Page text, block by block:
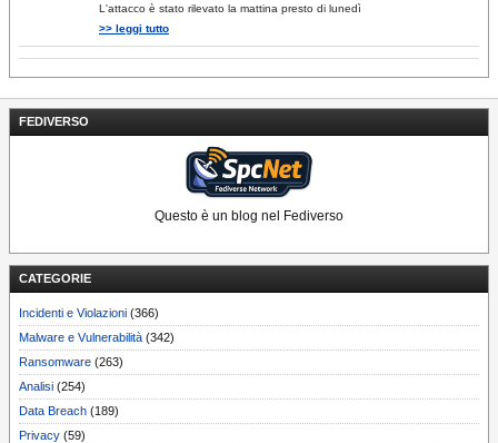
FEDIVERSO
Questo è un blog nel Fediverso
CATEGORIE
Incidenti e Violazioni (366)
Malware e Vulnerabilità (342)
Ransomware (263)
Analisi (254)
Data Breach (189)
Privacy (59)
L'attacco è stato rilevato la mattina presto di lunedì
>> leggi tutto